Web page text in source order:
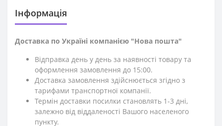
Iнформація
Доставка по Україні компанією "Нова пошта"
Відправка день у день за наявності товару та
оформлення замовлення до 15:00.
Доставка замовлення здійснюється згідно з
тарифами транспортної компанії.
Термін доставки посилки становлять 1-3 дні,
залежно від віддаленості Вашого населеного
пункту.